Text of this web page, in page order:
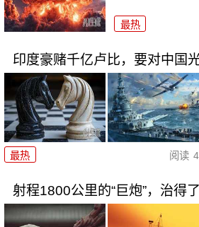
最热
印度豪赌千亿卢比，要对中国光
最热 阅读
射程1800公里的“巨炮”，治得了